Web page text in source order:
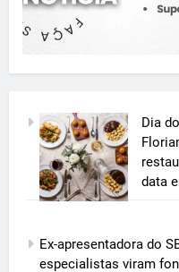
Dia
data
Ex-apresentadora do
especialistas viram